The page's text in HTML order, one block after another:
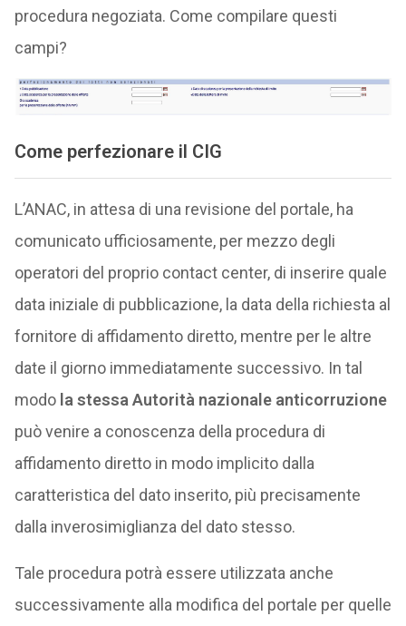
procedura negoziata. Come compilare questi
campi?
Come perfezionare il CIG
L’ANAC, in attesa di una revisione del portale, ha
comunicato ufficiosamente, per mezzo degli
operatori del proprio contact center, di inserire quale
data iniziale di pubblicazione, la data della richiesta al
fornitore di affidamento diretto, mentre per le altre
date il giorno immediatamente successivo. In tal
modola stessa Autorità nazionale anticorruzione
può venire a conoscenza della procedura di
affidamento diretto in modo implicito dalla
caratteristica del dato inserito, più precisamente
dalla inverosimiglianza del dato stesso.
Tale procedura potrà essere utilizzata anche
successivamente alla modifica del portale per quelle